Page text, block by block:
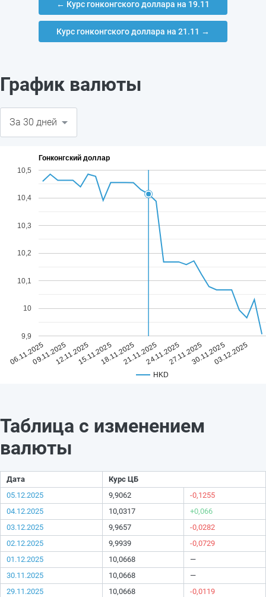
← Курс гонконгского доллара на 19.11
Курс гонконгского доллара на 21.11 →
График валюты
Гонконгский доллар
HKD
06.11.202509.11.202512.11.202515.11.202518.11.202521.11.202524.11.202527.11.202530.11.202503.12.2025
9,9
10
10,1
10,2
10,3
10,4
10,5
Таблица с изменением
валюты
Дата
Курс ЦБ
05.12.2025
9,9062
-0,1255
04.12.2025
10,0317
+0,066
03.12.2025
9,9657
-0,0282
02.12.2025
9,9939
-0,0729
01.12.2025
10,0668
—
30.11.2025
10,0668
—
29.11.2025
10,0668
-0,0119